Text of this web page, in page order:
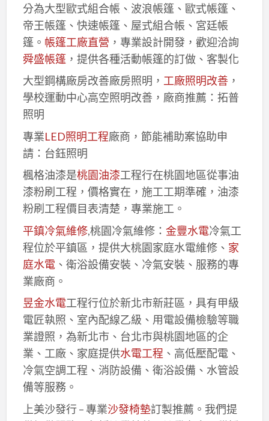
分為大型歐式組合帳、波浪帳篷、歐式帳篷、
帝王帳篷、快速帳篷、屋式組合帳、宮廷帳
篷。 帳篷工廠直營 ，專業設計開發，歡迎洽詢
舜盛帳篷，提供各種活動帳篷的訂做、客製化
大型鋼構廠房改善廠房照明， 工廠照明改善，
學校運動中心高空照明改善，廠商推薦：拓普
照明
專業LED照明工程廠商，節能補助案協助申
請：台鈺照明
楓格油漆是桃園油漆工程行在桃園地區從事油
漆粉刷工程，價格實在，施工工期準確，油漆
粉刷工程價目表清楚，專業施工。
平鎮冷氣維修,桃園冷氣維修： 金豐水電冷氣工
程位於平鎮區，提供大桃園家庭水電維修、 家
庭水電、衛浴設備安裝、冷氣安裝、服務的專
業廠商。
昱金水電工程行位於新北市新莊區，具有甲級
電匠執照、室內配線乙級、用電設備檢驗等職
業證照，為新北市、台北市與桃園地區的企
業、工廠、家庭提供水電工程 、高低壓配電、
冷氣空調工程、消防設備、衛浴設備、水管設
備等服務。
上美沙發行 – 專業沙發椅墊訂製推薦。我們提